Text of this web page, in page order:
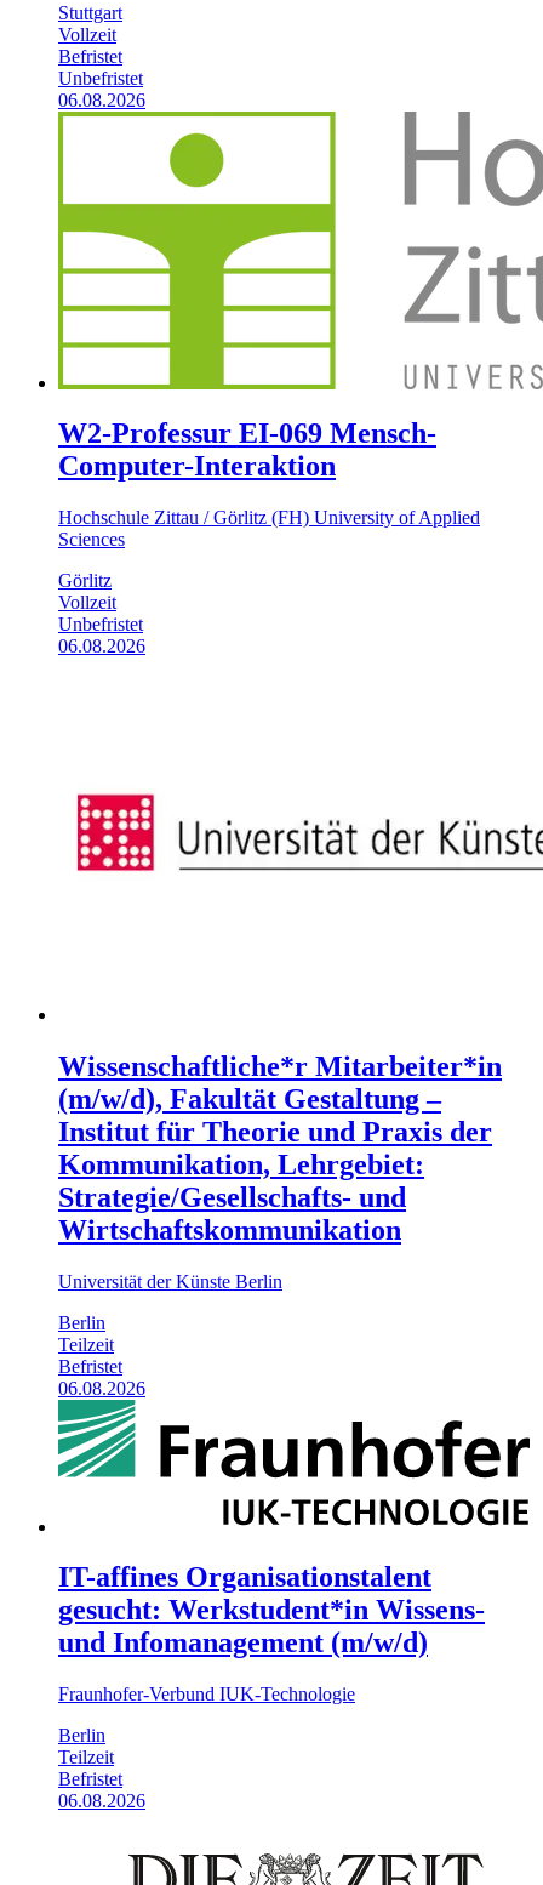
Stuttgart
Vollzeit
Befristet
Unbefristet
06.08.2026
W2-Professur EI-069 Mensch-
Computer-Interaktion
Hochschule Zittau / Görlitz (FH) University of Applied
Sciences
Görlitz
Vollzeit
Unbefristet
06.08.2026
Wissenschaftliche*r Mitarbeiter*in
(m/w/d), Fakultät Gestaltung –
Institut für Theorie und Praxis der
Kommunikation, Lehrgebiet:
Strategie/Gesellschafts- und
Wirtschaftskommunikation
Universität der Künste Berlin
Berlin
Teilzeit
Befristet
06.08.2026
IT-affines Organisationstalent
gesucht: Werkstudent*in Wissens-
und Infomanagement (m/w/d)
Fraunhofer-Verbund IUK-Technologie
Berlin
Teilzeit
Befristet
06.08.2026